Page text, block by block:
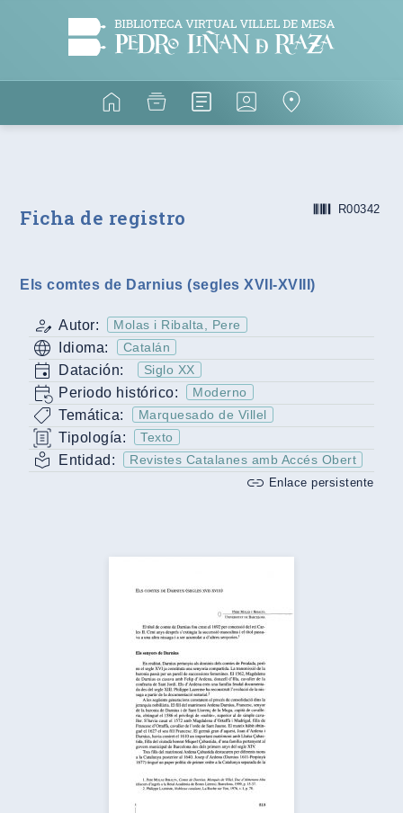
Ficha de registro R00342
Els comtes de Darnius (segles XVII-XVIII)
Autor: Molas i Ribalta, Pere
Idioma: Catalán
Datación: Siglo XX
Periodo histórico: Moderno
Temática: Marquesado de Villel
Tipología: Texto
Entidad: Revistes Catalanes amb Accés Obert
Enlace persistente